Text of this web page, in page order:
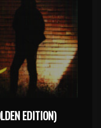
EDITION)